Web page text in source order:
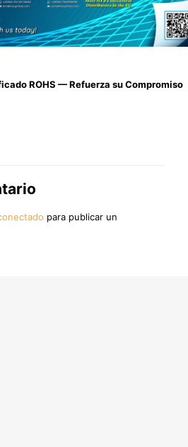
ROHS — Refuerza su Compromiso
para publicar un